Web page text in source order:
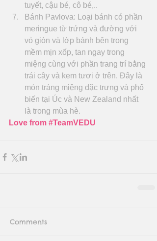
tuyết, cậu bé, cô bé,..
Bánh Pavlova: Loại bánh có phần
meringue từ trứng và đường với
vỏ giòn và lớp bánh bên trong
mềm mịn xốp, tan ngay trong
miệng cùng với phần trang trí bằng
trái cây và kem tươi ở trên. Đây là
món tráng miệng đặc trưng và phổ
biến tại Úc và New Zealand nhất
là trong mùa hè.
Love from #TeamVEDU
Comments